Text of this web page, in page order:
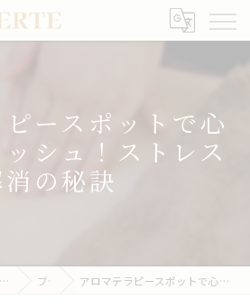
ースポットで心
シュ！ストレス
消の秘訣
愛知県岡崎市のリラクゼーションならMUCHA SUERTE ブログ アロマテラピースポットで心身をリフレッシュ！ストレス解消の秘訣